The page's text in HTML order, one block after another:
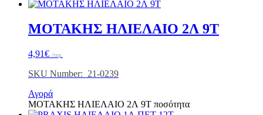
ΜΟΤΑΚΗΣ ΗΛΙΕΛΑΙΟ 2Λ 9Τ
4,91€ /τεμ.
SKU Number: 21-0239
Αγορά
ΜΟΤΑΚΗΣ ΗΛΙΕΛΑΙΟ 2Λ 9Τ ποσότητα